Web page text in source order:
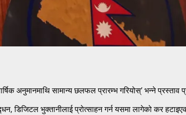
अनुमानमाथि सामान्य छलफल प्रारम्भ गरियोस्’ भन्ने प्रस्ताव
डिजिटल भुक्तानीलाई प्रोत्साहन गर्न यसमा लागेको कर